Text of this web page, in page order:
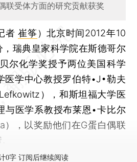
联受体方面的研究贡献获奖
者崔筝）北京时间2012年10
瑞典皇家科学院在斯德哥尔
尔化学奖授予两位美国科学
医学中心教授罗伯特•J•勒夫
），和斯坦福大学医
与医学系教授布莱恩•卡比尔
），以奖励他们在G蛋白偶联
0字 订阅后继续阅读